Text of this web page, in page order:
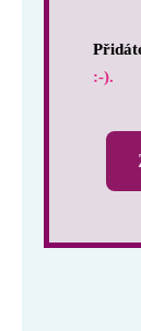
:-).